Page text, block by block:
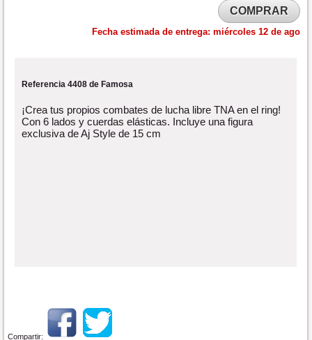
COMPRAR
Fecha estimada de entrega: miércoles 12 de ago
Referencia 4408 de Famosa
¡Crea tus propios combates de lucha libre TNA en el ring!
Con 6 lados y cuerdas elásticas. Incluye una figura
exclusiva de Aj Style de 15 cm
Compartir: